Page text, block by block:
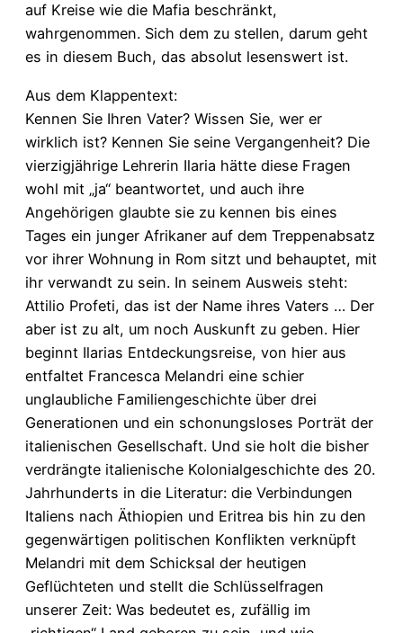
auf Kreise wie die Mafia beschränkt,
wahrgenommen. Sich dem zu stellen, darum geht
es in diesem Buch, das absolut lesenswert ist.
Aus dem Klappentext:
Kennen Sie Ihren Vater? Wissen Sie, wer er
wirklich ist? Kennen Sie seine Vergangenheit? Die
vierzigjährige Lehrerin Ilaria hätte diese Fragen
wohl mit „ja“ beantwortet, und auch ihre
Angehörigen glaubte sie zu kennen bis eines
Tages ein junger Afrikaner auf dem Treppenabsatz
vor ihrer Wohnung in Rom sitzt und behauptet, mit
ihr verwandt zu sein. In seinem Ausweis steht:
Attilio Profeti, das ist der Name ihres Vaters … Der
aber ist zu alt, um noch Auskunft zu geben. Hier
beginnt Ilarias Entdeckungsreise, von hier aus
entfaltet Francesca Melandri eine schier
unglaubliche Familiengeschichte über drei
Generationen und ein schonungsloses Porträt der
italienischen Gesellschaft. Und sie holt die bisher
verdrängte italienische Kolonialgeschichte des 20.
Jahrhunderts in die Literatur: die Verbindungen
Italiens nach Äthiopien und Eritrea bis hin zu den
gegenwärtigen politischen Konflikten verknüpft
Melandri mit dem Schicksal der heutigen
Geflüchteten und stellt die Schlüsselfragen
unserer Zeit: Was bedeutet es, zufällig im